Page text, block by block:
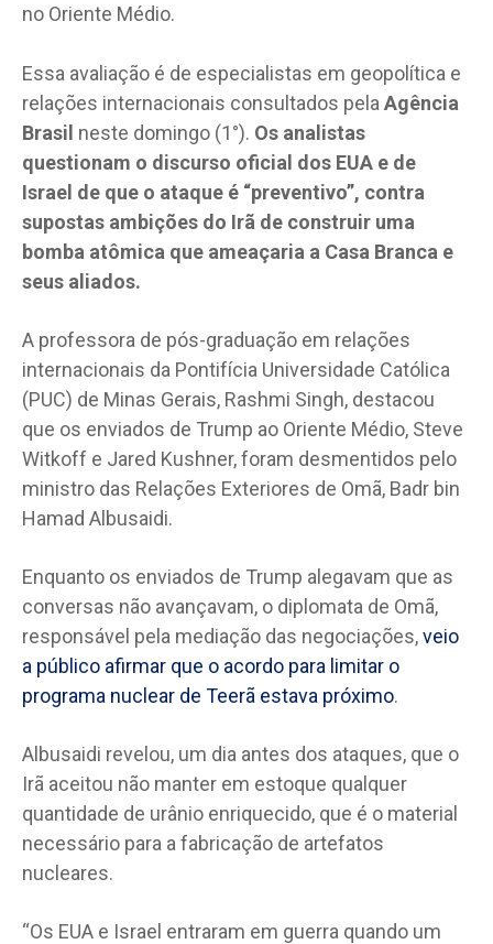
no Oriente Médio.
Essa avaliação é de especialistas em geopolítica e
relações internacionais consultados pela Agência
Brasil neste domingo (1°). Os analistas
questionam o discurso oficial dos EUA e de
Israel de que o ataque é “preventivo”, contra
supostas ambições do Irã de construir uma
bomba atômica que ameaçaria a Casa Branca e
seus aliados.
A professora de pós-graduação em relações
internacionais da Pontifícia Universidade Católica
(PUC) de Minas Gerais, Rashmi Singh, destacou
que os enviados de Trump ao Oriente Médio, Steve
Witkoff e Jared Kushner, foram desmentidos pelo
ministro das Relações Exteriores de Omã, Badr bin
Hamad Albusaidi.
Enquanto os enviados de Trump alegavam que as
conversas não avançavam, o diplomata de Omã,
responsável pela mediação das negociações,veio
a público afirmar que o acordo para limitar o
programa nuclear de Teerã estava próximo.
Albusaidi revelou, um dia antes dos ataques, que o
Irã aceitou não manter em estoque qualquer
quantidade de urânio enriquecido, que é o material
necessário para a fabricação de artefatos
nucleares.
“Os EUA e Israel entraram em guerra quando um